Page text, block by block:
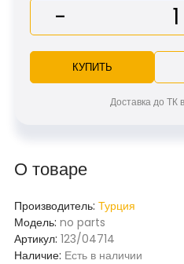
О товаре
Производитель: Турция
Модель: no parts
Артикул: 123/04714
Наличие: Есть в наличии
-
КУПИТЬ
Доставка до ТК